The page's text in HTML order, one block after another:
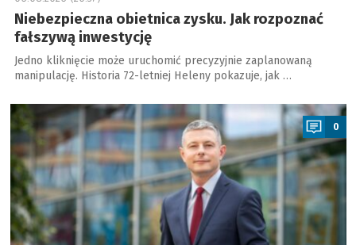
Niebezpieczna obietnica zysku. Jak rozpoznać
fałszywą inwestycję
Jedno kliknięcie może uruchomić precyzyjnie zaplanowaną
manipulację. Historia 72-letniej Heleny pokazuje, jak …
a
0